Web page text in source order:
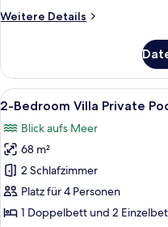
Private
Weitere Details
Weitere
Family
Suite
Sea
Private
Pool
Alle
Fotos
für
2-
Bedroom
Villa
Private
6
2-Bedroom Villa Private
Blick aufs Meer
68 m²
2 Schlafzimmer
Platz für 4 Personen
1 Doppelbett und 2